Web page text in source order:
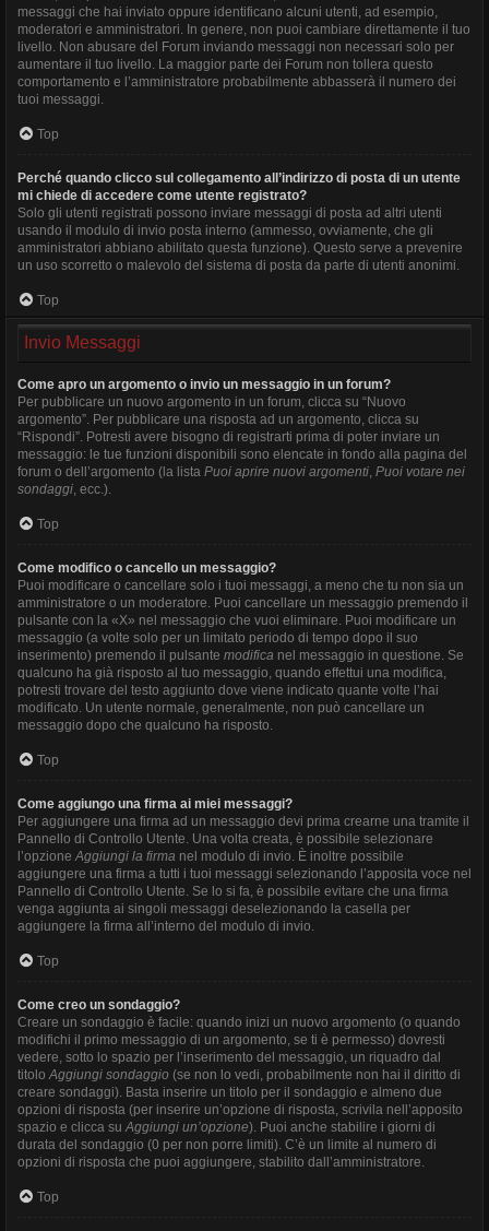
messaggi che hai inviato oppure identificano alcuni utenti, ad esempio,
moderatori e amministratori. In genere, non puoi cambiare direttamente il tuo
livello. Non abusare del Forum inviando messaggi non necessari solo per
aumentare il tuo livello. La maggior parte dei Forum non tollera questo
comportamento e l’amministratore probabilmente abbasserà il numero dei
tuoi messaggi.
Top
Perché quando clicco sul collegamento all’indirizzo di posta di un utente
mi chiede di accedere come utente registrato?
Solo gli utenti registrati possono inviare messaggi di posta ad altri utenti
usando il modulo di invio posta interno (ammesso, ovviamente, che gli
amministratori abbiano abilitato questa funzione). Questo serve a prevenire
un uso scorretto o malevolo del sistema di posta da parte di utenti anonimi.
Top
Invio Messaggi
Come apro un argomento o invio un messaggio in un forum?
Per pubblicare un nuovo argomento in un forum, clicca su “Nuovo
argomento”. Per pubblicare una risposta ad un argomento, clicca su
“Rispondi”. Potresti avere bisogno di registrarti prima di poter inviare un
messaggio: le tue funzioni disponibili sono elencate in fondo alla pagina del
forum o dell’argomento (la lista Puoi aprire nuovi argomenti, Puoi votare nei
sondaggi, ecc.).
Top
Come modifico o cancello un messaggio?
Puoi modificare o cancellare solo i tuoi messaggi, a meno che tu non sia un
amministratore o un moderatore. Puoi cancellare un messaggio premendo il
pulsante con la «X» nel messaggio che vuoi eliminare. Puoi modificare un
messaggio (a volte solo per un limitato periodo di tempo dopo il suo
inserimento) premendo il pulsante modifica nel messaggio in questione. Se
qualcuno ha già risposto al tuo messaggio, quando effettui una modifica,
potresti trovare del testo aggiunto dove viene indicato quante volte l’hai
modificato. Un utente normale, generalmente, non può cancellare un
messaggio dopo che qualcuno ha risposto.
Top
Come aggiungo una firma ai miei messaggi?
Per aggiungere una firma ad un messaggio devi prima crearne una tramite il
Pannello di Controllo Utente. Una volta creata, è possibile selezionare
l’opzioneAggiungi la firma nel modulo di invio. È inoltre possibile
aggiungere una firma a tutti i tuoi messaggi selezionando l’apposita voce nel
Pannello di Controllo Utente. Se lo si fa, è possibile evitare che una firma
venga aggiunta ai singoli messaggi deselezionando la casella per
aggiungere la firma all’interno del modulo di invio.
Top
Come creo un sondaggio?
Creare un sondaggio è facile: quando inizi un nuovo argomento (o quando
modifichi il primo messaggio di un argomento, se ti è permesso) dovresti
vedere, sotto lo spazio per l’inserimento del messaggio, un riquadro dal
titoloAggiungi sondaggio (se non lo vedi, probabilmente non hai il diritto di
creare sondaggi). Basta inserire un titolo per il sondaggio e almeno due
opzioni di risposta (per inserire un’opzione di risposta, scrivila nell’apposito
spazio e clicca suAggiungi un’opzione). Puoi anche stabilire i giorni di
durata del sondaggio (0 per non porre limiti). C’è un limite al numero di
opzioni di risposta che puoi aggiungere, stabilito dall’amministratore.
Top